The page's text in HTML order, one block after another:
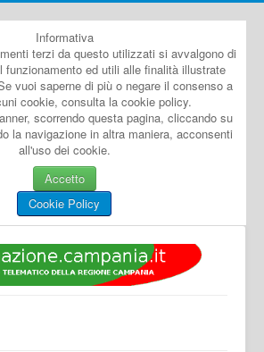
Informativa
terzi da questo utilizzati si avvalgono di
funzionamento ed utili alle finalità illustrate
vuoi saperne di più o negare il consenso a
cookie, consulta la cookie policy.
scorrendo questa pagina, cliccando su
la navigazione in altra maniera, acconsenti
all'uso dei cookie.
Accetto
Cookie Policy